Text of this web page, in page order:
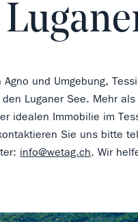
und Umgebung,
Luganer See. Mehr
idealen Immobilie im
Sie uns bitte
info@wetag.ch. Wir